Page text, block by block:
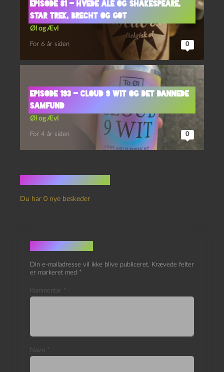
Episode 81 – Hvede Ale og Shakespeare,
Star Trek, Brecht og GoT
Øl og Ævl
For 6 år siden 0
Episode 193 – Cloud 9 Wit og Det Dannede
Samfund
Øl og Ævl
For 4 år siden 0
Du har 0 nye beskeder
Skriv et svar
Din e-mailadresse vil ikke blive publiceret. Krævede felter
er markeret med *
Kommentar *
Navn *